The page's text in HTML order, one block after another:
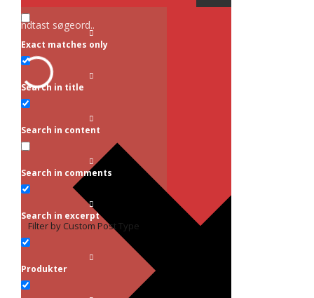
Exact matches only
Search in title
Search in content
Search in comments
Search in excerpt
Filter by Custom Post Type
Produkter